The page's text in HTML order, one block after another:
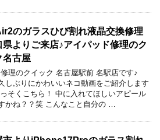
のガラスひび割れ液晶交換修理
県よりご来店♪アイパッド修理のク
名古屋
理のクイック 名古屋駅前 名駅店です♪
しぶりにかわいいネコ動画をご紹介します
っそくこちら！ 中に入れてほしいアピール
かね？？笑 こんなこと自分の …